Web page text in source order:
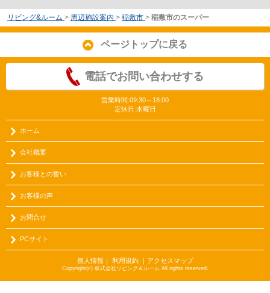
リビング&ルーム > 周辺施設案内 > 稲敷市 > 稲敷市のスーパー
ページトップに戻る
電話でお問い合わせする
営業時間:09:30～18:00
定休日:水曜日
ホーム
会社概要
お客様との誓い
お客様の声
お問合せ
PCサイト
個人情報 利用規約｜ アクセスマップ
Copyright(c) 株式会社リビング＆ルーム All rights reserved.